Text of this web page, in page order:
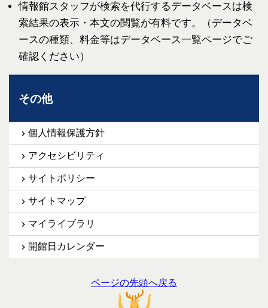
情報館スタッフが検索を代行するデータベースは検
索結果の表示・本文の閲覧が有料です。（データベ
ースの種類、料金等はデータベース一覧ページでご
確認ください）
その他
個人情報保護方針
アクセシビリティ
サイトポリシー
サイトマップ
マイライブラリ
開館日カレンダー
ページの先頭へ戻る